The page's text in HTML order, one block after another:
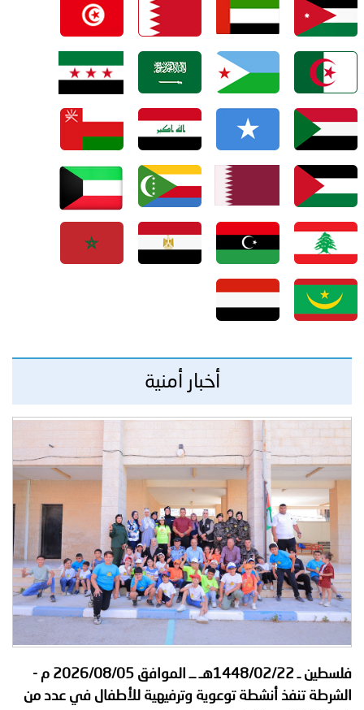
أخبار أمنية
فلسطين ـ 1448/02/22هـ ــ الموافق 2026/08/05 م -
الشرطة تنفذ أنشطة توعوية وترفيهية للأطفال في عدد من